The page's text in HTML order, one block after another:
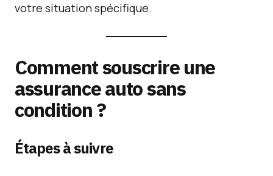
votre situation spécifique.
Comment souscrire une
assurance auto sans
condition ?
Étapes à suivre